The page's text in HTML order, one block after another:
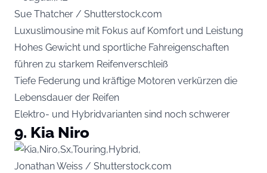
Sue Thatcher / Shutterstock.com
Luxuslimousine mit Fokus auf Komfort und Leistung
Hohes Gewicht und sportliche Fahreigenschaften
führen zu starkem Reifenverschleiß
Tiefe Federung und kräftige Motoren verkürzen die
Lebensdauer der Reifen
Elektro- und Hybridvarianten sind noch schwerer
9. Kia Niro
Jonathan Weiss / Shutterstock.com